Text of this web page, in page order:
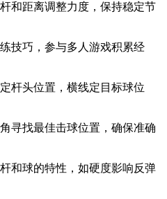
和距离调整力度，保持稳定节
技巧，参与多人游戏积累经
杆头位置，横线定目标球位
寻找最佳击球位置，确保准确
和球的特性，如硬度影响反弹